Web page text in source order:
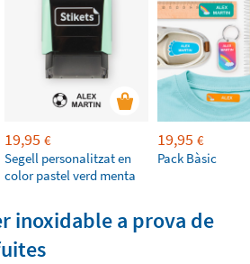
19,95 €
Segell personalitzat en
color pastel verd menta
19,95 €
Pack Bàsic
inoxidable a prova de